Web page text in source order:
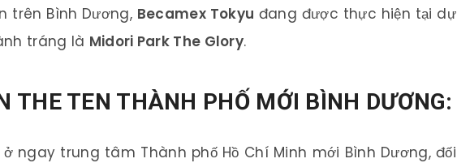
trên Bình Dương, Becamex Tokyu đang được thực hiện tại dự
tráng là Midori Park The Glory.
THE TEN THÀNH PHỐ MỚI BÌNH DƯƠNG:
ở ngay trung tâm Thành phố Hồ Chí Minh mới Bình Dương, đối